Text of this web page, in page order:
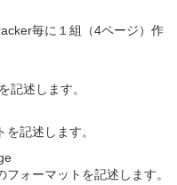
毎に１組（4ページ）作
記述します。
記述します。
ォーマットを記述します。